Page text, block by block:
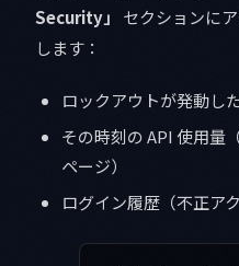
Security」
セクションに
します：
ロックアウトが発動し
その時刻の API 使用量
ページ）
ログイン履歴（不正ア